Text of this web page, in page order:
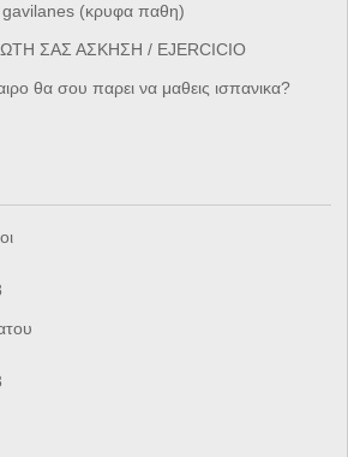
(κρυφα παθη)
ΣΑΣ ΑΣΚΗΣΗ / EJERCICIO
θα σου παρει να μαθεις ισπανικα?